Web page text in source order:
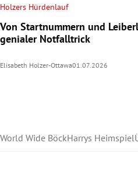
Holzers Hürdenlauf
Von Startnummern und
genialer Notfalltrick
Elisabeth Holzer-Ottawa01.07.2026
World Wide BöckHarrys Heimspiel